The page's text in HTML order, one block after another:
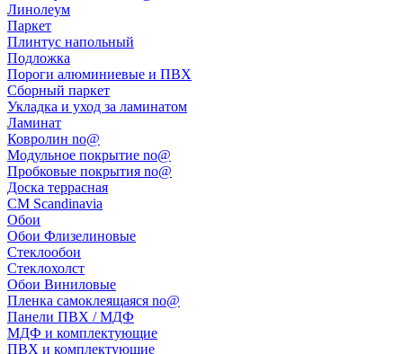
Линолеум
Паркет
Плинтус напольный
Подложка
Пороги алюминиевые и ПВХ
Сборный паркет
Укладка и уход за ламинатом
Ламинат
Ковролин no@
Модульное покрытие no@
Пробковые покрытия no@
Доска террасная
CM Scandinavia
Обои
Обои Флизелиновые
Стеклообои
Стеклохолст
Обои Виниловые
Пленка самоклеящаяся no@
Панели ПВХ / МДФ
МДФ и комплектующие
ПВХ и комплектующие